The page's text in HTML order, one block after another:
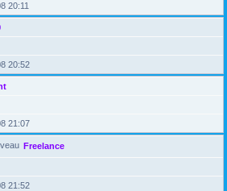
20:11
20:52
21:07
Freelance
21:52